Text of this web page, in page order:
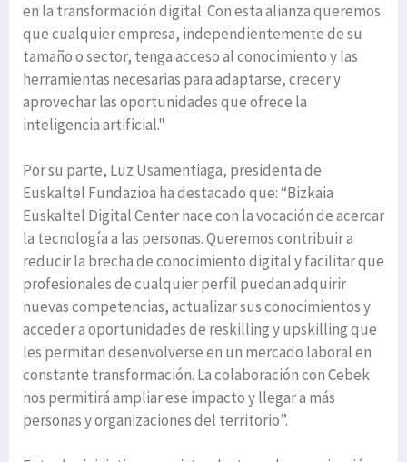
en la transformación digital. Con esta alianza queremos
que cualquier empresa, independientemente de su
tamaño o sector, tenga acceso al conocimiento y las
herramientas necesarias para adaptarse, crecer y
aprovechar las oportunidades que ofrece la
inteligencia artificial."
Por su parte, Luz Usamentiaga, presidenta de
Euskaltel Fundazioa ha destacado que: “Bizkaia
Euskaltel Digital Center nace con la vocación de acercar
la tecnología a las personas. Queremos contribuir a
reducir la brecha de conocimiento digital y facilitar que
profesionales de cualquier perfil puedan adquirir
nuevas competencias, actualizar sus conocimientos y
acceder a oportunidades de reskilling y upskilling que
les permitan desenvolverse en un mercado laboral en
constante transformación. La colaboración con Cebek
nos permitirá ampliar ese impacto y llegar a más
personas y organizaciones del territorio”.